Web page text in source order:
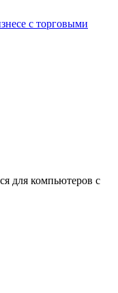
для компьютеров с